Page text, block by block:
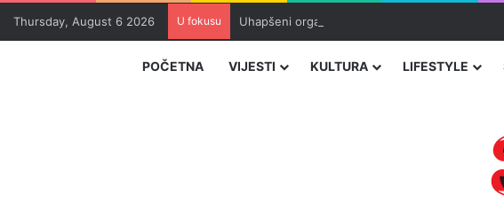
Thursday, August 6 2026 U fokusu Uhapšeni organizatori krijumčarenja migranata
POČETNA VIJESTI KULTURA LIFESTYLE